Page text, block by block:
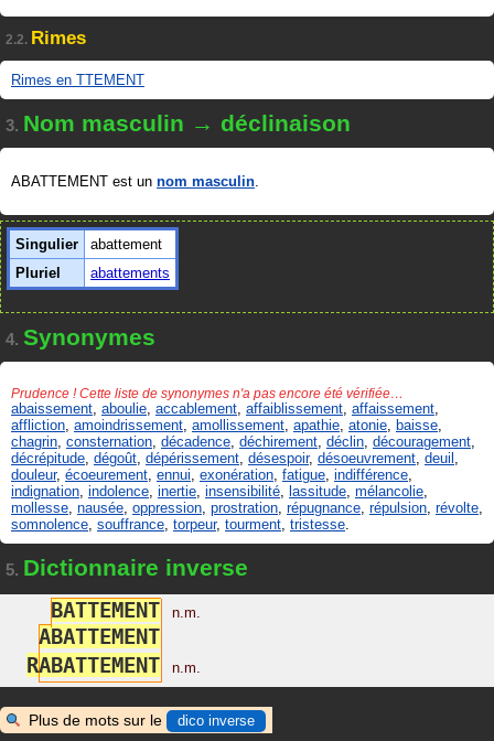
2.2. Rimes
Rimes en TTEMENT
3. Nom masculin → déclinaison
ABATTEMENT est un nom masculin.
Singulier
abattement
Pluriel
abattements
4. Synonymes
Prudence ! Cette liste de synonymes n'a pas encore été vérifiée…
abaissement aboulie accablement affaiblissement affaissement
affliction amoindrissement amollissement apathie atonie baisse
chagrin consternation décadence déchirement déclin découragement
décrépitude dégoût dépérissement désespoir, désoeuvrement deuil
douleur, écoeurement ennui exonération fatigue indifférence
indignation indolence inertie insensibilité lassitude mélancolie
mollesse nausée oppression prostration répugnance répulsion révolte
somnolence souffrance torpeur, tourment tristesse
5. Dictionnaire inverse
BATTEMENT n.m.
ABATTEMENT
RABATTEMENT n.m.
Plus de mots sur le dico inverse